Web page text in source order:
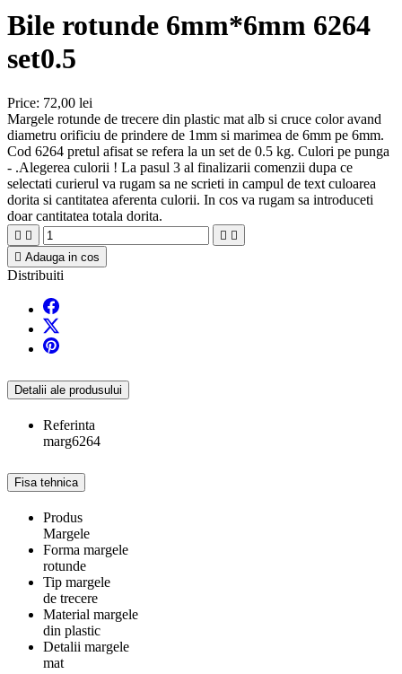
Bile rotunde 6mm*6mm 6264
set0.5
Price: 72,00 lei
Margele rotunde de trecere din plastic mat alb si cruce color avand
diametru orificiu de prindere de 1mm si marimea de 6mm pe 6mm.
Cod 6264 pretul afisat se refera la un set de 0.5 kg. Culori pe punga
- .Alegerea culorii ! La pasul 3 al finalizarii comenzii dupa ce
selectati curierul va rugam sa ne scrieti in campul de text culoarea
dorita si cantitatea aferenta culorii. In cos va rugam sa introduceti
doar cantitatea totala dorita.
   
 Adauga in cos
Distribuiti
Detalii ale produsului
Referinta
marg6264
Fisa tehnica
Produs
Margele
Forma margele
rotunde
Tip margele
de trecere
Material margele
din plastic
Detalii margele
mat